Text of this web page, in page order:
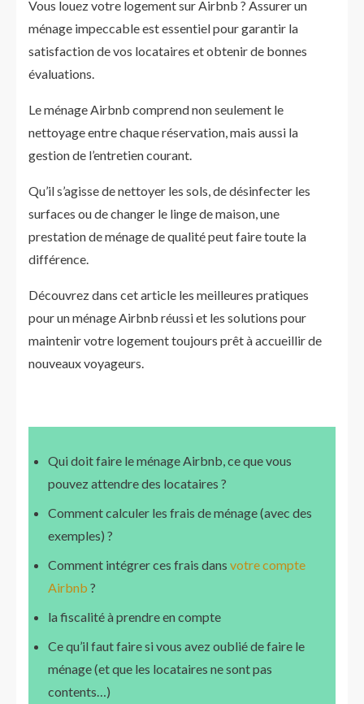
Vous louez votre logement sur Airbnb ? Assurer un
ménage impeccable est essentiel pour garantir la
satisfaction de vos locataires et obtenir de bonnes
évaluations.
Le ménage Airbnb comprend non seulement le
nettoyage entre chaque réservation, mais aussi la
gestion de l’entretien courant.
Qu’il s’agisse de nettoyer les sols, de désinfecter les
surfaces ou de changer le linge de maison, une
prestation de ménage de qualité peut faire toute la
différence.
Découvrez dans cet article les meilleures pratiques
pour un ménage Airbnb réussi et les solutions pour
maintenir votre logement toujours prêt à accueillir de
nouveaux voyageurs.
Qui doit faire le ménage Airbnb, ce que vous
pouvez attendre des locataires ?
Comment calculer les frais de ménage (avec des
exemples) ?
Comment intégrer ces frais dans votre compte
Airbnb ?
la fiscalité à prendre en compte
Ce qu’il faut faire si vous avez oublié de faire le
ménage (et que les locataires ne sont pas
contents…)